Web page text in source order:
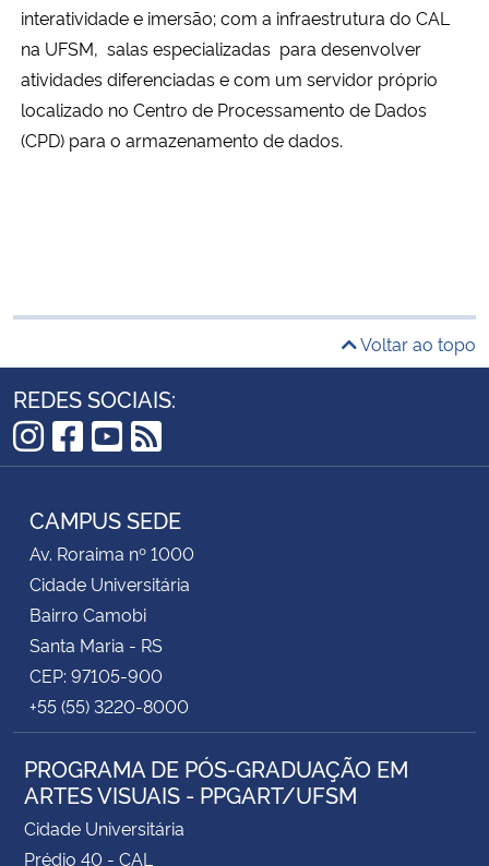
interatividade e imersão; com a infraestrutura do CAL
na UFSM, salas especializadas para desenvolver
atividades diferenciadas e com um servidor próprio
localizado no Centro de Processamento de Dados
(CPD) para o armazenamento de dados.
Voltar ao topo
REDES SOCIAIS:
Instagram
Facebook
YouTube
RSS
CAMPUS SEDE
Av. Roraima nº 1000
Cidade Universitária
Bairro Camobi
Santa Maria - RS
CEP: 97105-900
+55 (55) 3220-8000
PROGRAMA DE PÓS-GRADUAÇÃO EM
ARTES VISUAIS - PPGART/UFSM
Cidade Universitária
Prédio 40 - CAL